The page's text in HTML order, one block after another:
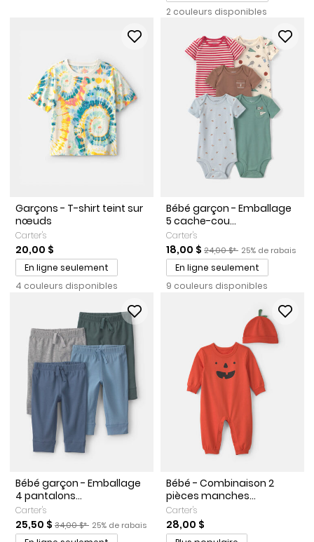
2 couleurs disponibles
Garçons - T-shirt teint sur
nœuds
Carter's
20,00 $
En ligne seulement
4 couleurs disponibles
Bébé garçon - Emballage
5 cache-cou...
Carter's
Prix de solde
18,00 $ Prix ​​de détail suggéré par
24,00 $* Pourcentage de
25% de rabais
En ligne seulement
9 couleurs disponibles
Bébé garçon - Emballage
4 pantalons...
Carter's
Prix de solde
25,50 $ Prix ​​de détail suggéré par le fabricant
34,00 $* Pourcentage de rabais
25% de rabais
Bébé - Combinaison 2
pièces manches...
Carter's
28,00 $